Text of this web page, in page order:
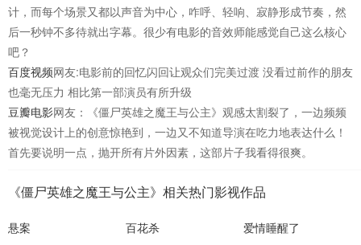
计，而每个场景又都以声音为中心，咋呼、轻响、寂静形成节奏，然
后一秒钟不多待就出字幕。很少有电影的音效师能感觉自己这么核心
吧？
百度视频网友:电影前的回忆闪回让观众们完美过渡 没看过前作的朋友
也毫无压力 相比第一部演员有所升级
豆瓣电影网友：《僵尸英雄之魔王与公主》观感太割裂了，一边频频
被视觉设计上的创意惊艳到，一边又不知道导演在吃力地表达什么！
首先要说明一点，抛开所有片外因素，这部片子我看得很爽。
《僵尸英雄之魔王与公主》相关热门影视作品
悬案 百花杀 爱情睡醒了